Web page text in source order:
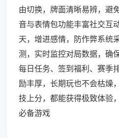
由切换，牌面清晰易辨，避
音与表情包功能丰富社交互
天，增进感情，防作弊系统
测，实时监控对局数据，确
每日任务、签到福利、赛季
励丰厚，长期玩也不会枯燥
技上分，都能获得极致体验
必备游戏